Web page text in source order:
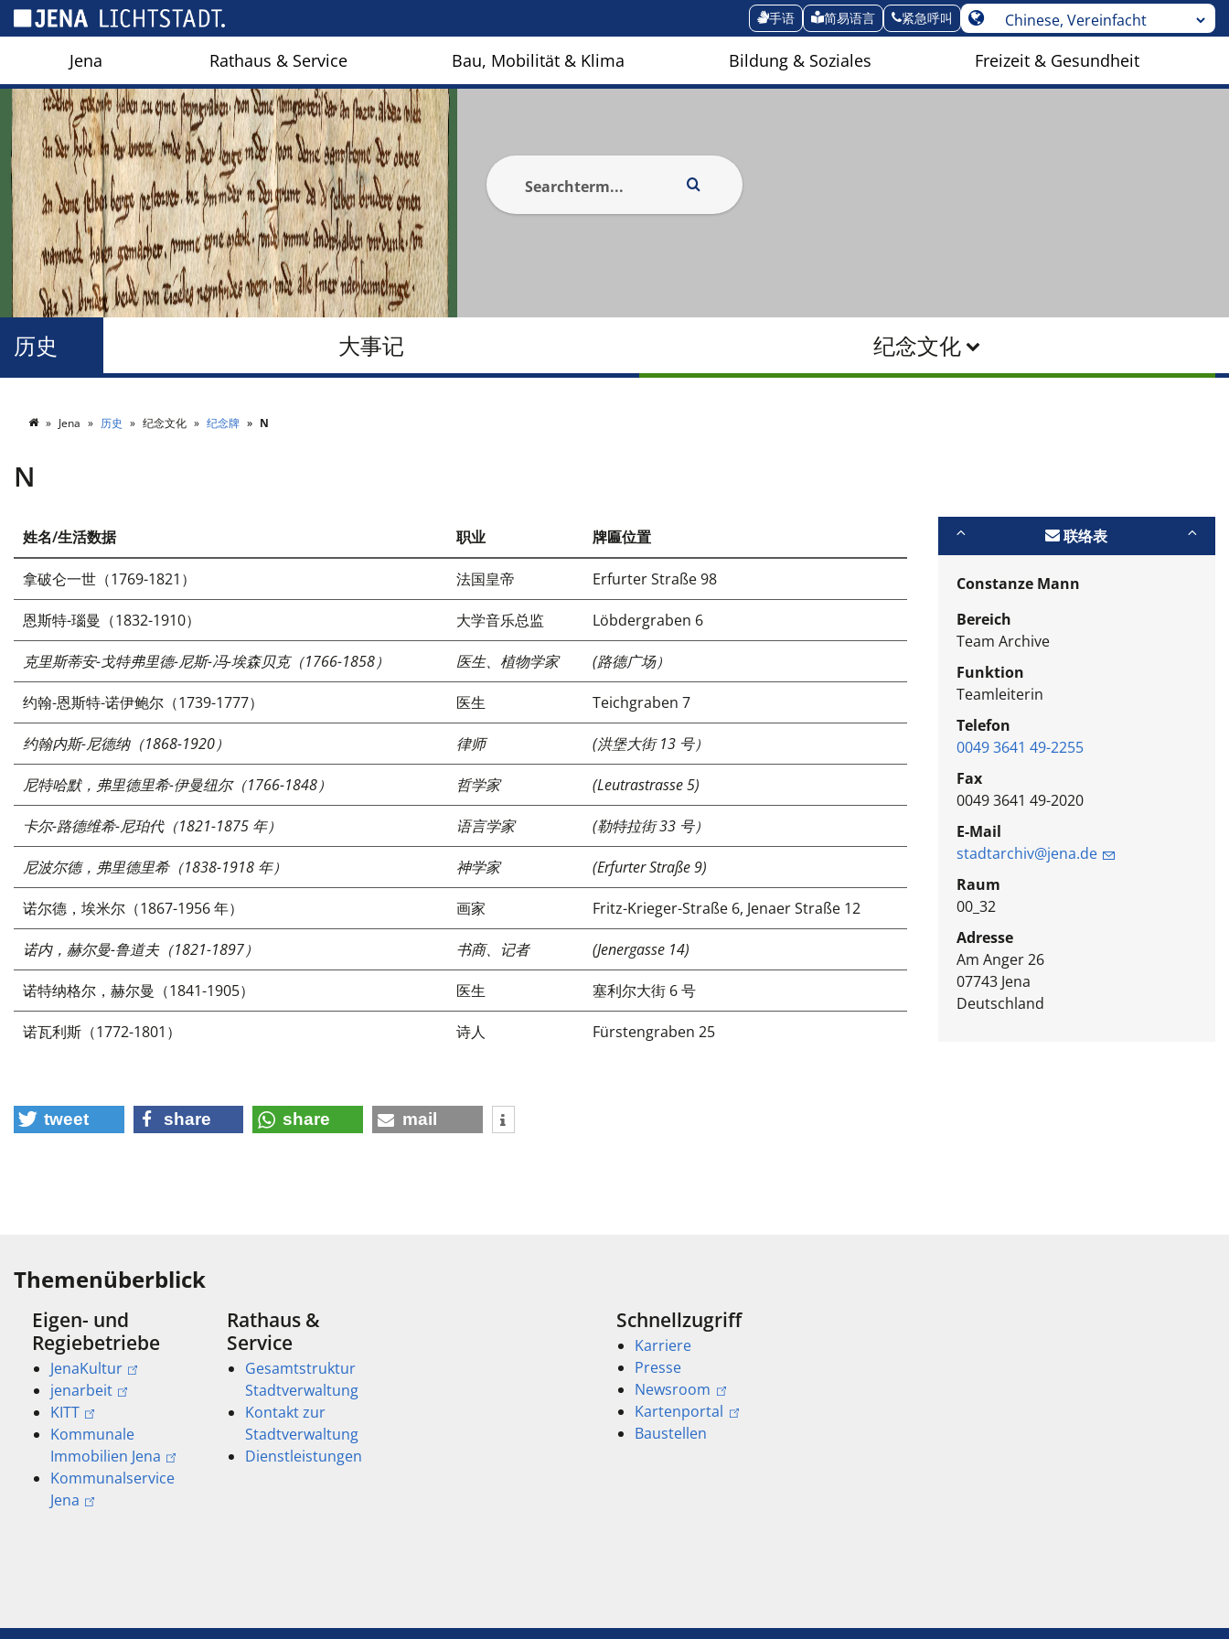
手语 简易语言 紧急呼叫
Jena Rathaus & Service Bau, Mobilität & Klima Bildung & Soziales Freizeit & Gesundheit
大事记 纪念文化
历史
Jena 历史 纪念文化 纪念牌 N
N
姓名/生活数据 职业 牌匾位置
拿破仑一世（1769-1821） 法国皇帝 Erfurter Straße 98
恩斯特-瑙曼（1832-1910） 大学音乐总监 Löbdergraben 6
克里斯蒂安-戈特弗里德-尼斯-冯-埃森贝克（1766-1858） 医生、植物学家 (路德广场）
约翰-恩斯特-诺伊鲍尔（1739-1777） 医生 Teichgraben 7
约翰内斯-尼德纳（1868-1920） 律师 (洪堡大街 13 号）
尼特哈默，弗里德里希-伊曼纽尔（1766-1848） 哲学家 (Leutrastrasse 5)
卡尔-路德维希-尼珀代（1821-1875 年） 语言学家 (勒特拉街 33 号）
尼波尔德，弗里德里希（1838-1918 年） 神学家 (Erfurter Straße 9)
诺尔德，埃米尔（1867-1956 年） 画家 Fritz-Krieger-Straße 6, Jenaer Straße 12
诺内，赫尔曼-鲁道夫（1821-1897） 书商、记者 (Jenergasse 14)
诺特纳格尔，赫尔曼（1841-1905） 医生 塞利尔大街 6 号
诺瓦利斯（1772-1801） 诗人 Fürstengraben 25
联络表
Constanze Mann
Bereich
Team Archive
Funktion
Teamleiterin
Telefon
0049 3641 49-2255
Fax
0049 3641 49-2020
E-Mail
stadtarchiv@jena.de
Raum
00_32
Adresse
Am Anger 26
07743 Jena
Deutschland
tweet share share mail
Themenüberblick
Eigen- und
Regiebetriebe
JenaKultur
jenarbeit
KITT
Kommunale
Immobilien Jena
Kommunalservice
Jena
Rathaus &
Service
Gesamtstruktur
Stadtverwaltung
Kontakt zur
Stadtverwaltung
Dienstleistungen
Schnellzugriff
Karriere
Presse
Newsroom
Kartenportal
Baustellen
Cookies management panel